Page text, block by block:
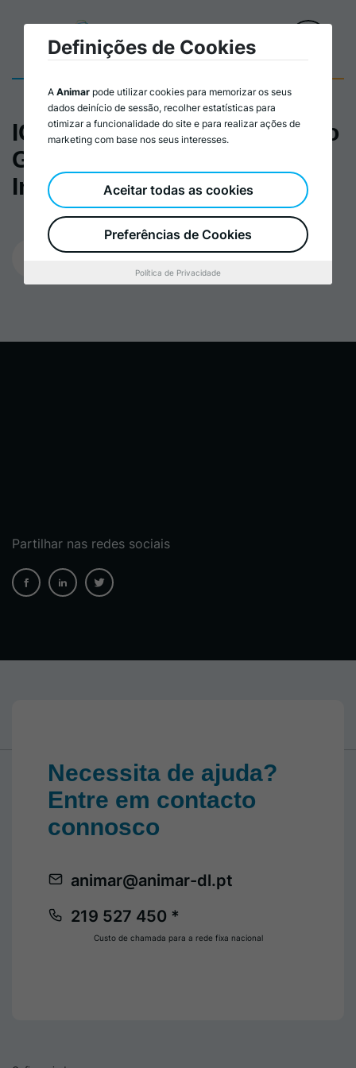
ICE Apresentação do Projeto
Grandes e Pequenos em
Interação
Partilhar nas redes sociais
Necessita de ajuda?
Entre em contacto
connosco
219 527 450 *
animar@animar-dl.pt
Custo de chamada para a rede fixa nacional
Definições de Cookies
A Animar pode utilizar cookies para memorizar os seus
dados deinício de sessão, recolher estatísticas para
otimizar a funcionalidade do site e para realizar ações de
marketing com base nos seus interesses.
Preferências de Cookies
Aceitar todas as cookies
Política de Privacidade